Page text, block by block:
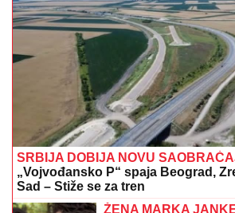
SRBIJA DOBIJA NOVU
„Vojvođansko P“ spaja Beograd,
Sad – Stiže se za tren
ŽENA MARKA
KUPAĆEM!Glumac
letovanja, razmenjuju
plaži: On bez majice,
posvećen otac
"ŽIVOT KOJI ČUVAM
Bojana Barović se
razlogom, emocije je
"Prošlo je 10 godina"